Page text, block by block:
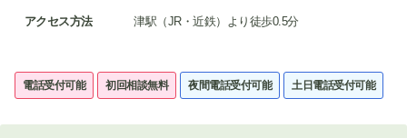
アクセス方法 津駅（JR・近鉄）より徒歩0.5分
電話受付可能 初回相談無料 夜間電話受付可能 土日電話受付可能